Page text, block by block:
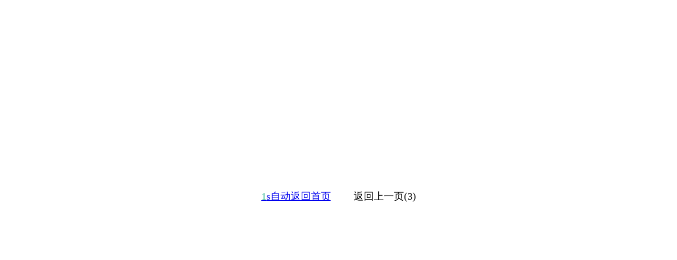
1s自动返回首页 返回上一页(3)